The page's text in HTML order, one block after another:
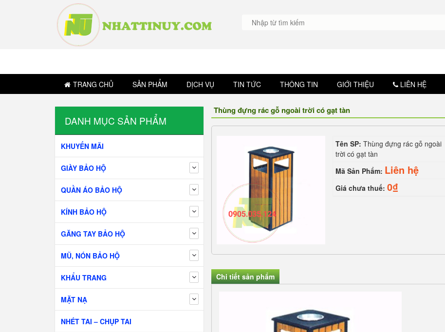
TRANG CHỦ SẢN PHẨM DỊCH VỤ TIN TỨC THÔNG TIN GIỚI THIỆU LIÊN HỆ
DANH MỤC SẢN PHẨM
KHUYẾN MÃI
GIÀY BẢO HỘ
QUẦN ÁO BẢO HỘ
KÍNH BẢO HỘ
GĂNG TAY BẢO HỘ
MŨ, NÓN BẢO HỘ
KHẨU TRANG
MẶT NẠ
NHÉT TAI – CHỤP TAI
Thùng đựng rác gỗ ngoài trời có gạt tàn
Tên SP:Thùng đựng rác gỗ ngoài
trời có gạt tàn
Mã Sản Phẩm: Liên hệ
Giá chưa thuế:0₫
Chi tiết sản phẩm